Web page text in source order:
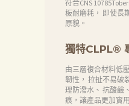
符合CNS
板耐磨耗， 即使長
原貌。
獨特CLPL®
由三層複合材料低
韌性， 拉扯不易破
理防潑水、 抗酸鹼
痕，讓產品更加實